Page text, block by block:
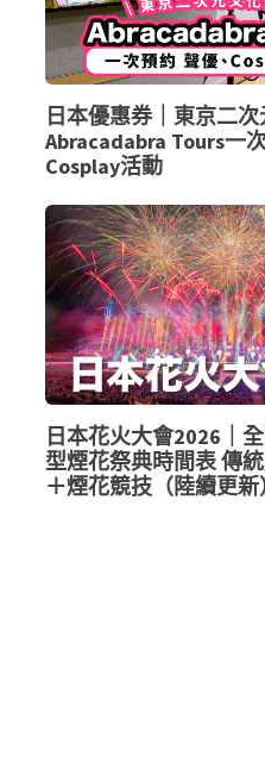
日本優惠券｜東京二次
Abracadabra Tours一
Cosplay活動
日本花火大會2026｜
型煙花祭典時間表 傳
＋煙花競技（陸續更新